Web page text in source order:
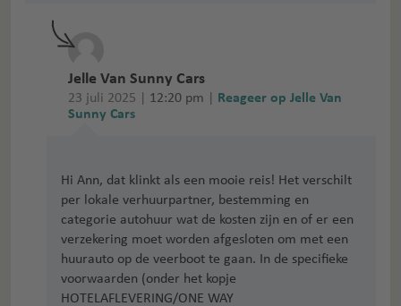
Jelle Van Sunny Cars
23 juli 2025 | 12:20 pm
Reageer op Jelle Van
Sunny Cars
Hi Ann, dat klinkt als een mooie reis! Het verschilt
per lokale verhuurpartner, bestemming en
categorie autohuur wat de kosten zijn en of er een
verzekering moet worden afgesloten om met een
huurauto op de veerboot te gaan. In de specifieke
voorwaarden (onder het kopje
HOTELAFLEVERING/ONE WAY